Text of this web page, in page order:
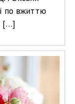
по вжиттю
[…]